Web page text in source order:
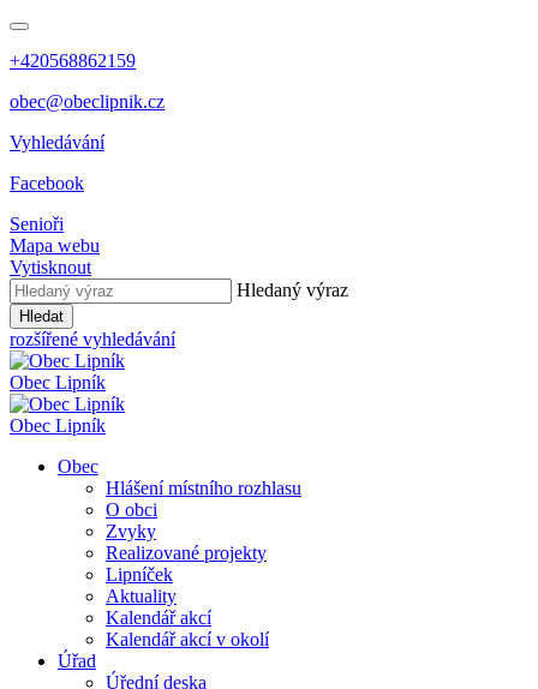
+420568862159
obec@obeclipnik.cz
Vyhledávání
Facebook
Senioři
Mapa webu
Vytisknout
Hledaný výraz
Hledat
rozšířené vyhledávání
Obec Lipník
Obec Lipník
Obec
Hlášení místního rozhlasu
O obci
Zvyky
Realizované projekty
Lipníček
Aktuality
Kalendář akcí
Kalendář akcí v okolí
Úřad
Úřední deska